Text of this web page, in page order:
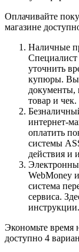
Оплачивайте
магазине
Наличные
Специалист
уточнить
купюры. Вы
документы,
товар и чек.
интернет-
оплатить
системы
действия и
WebMoney
система
сервиса.
инструкции.
Экономьте время
доступно 4